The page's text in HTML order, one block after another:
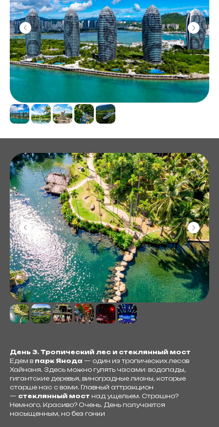
День 3. Тропический лес и стеклянный мост
Едем в парк Янода — один из тропических лесов
Хайнаня. Здесь можно гулять часами: водопады,
гигантские деревья, виноградные лианы, которые
старше нас с вами. Главный аттракцион
— стеклянный мост над ущельем. Страшно?
Немного. Красиво? Очень. День получается
насыщенным, но без гонки